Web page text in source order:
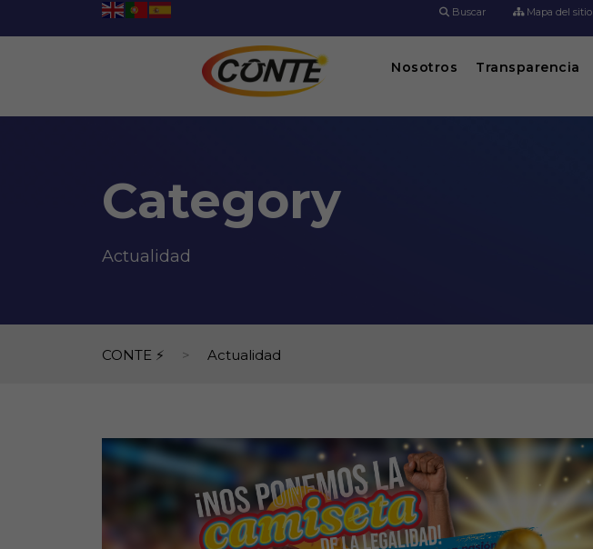
Buscar Mapa del sitio
Nosotros Transparencia
Category
Actualidad
CONTE ⚡ > Actualidad